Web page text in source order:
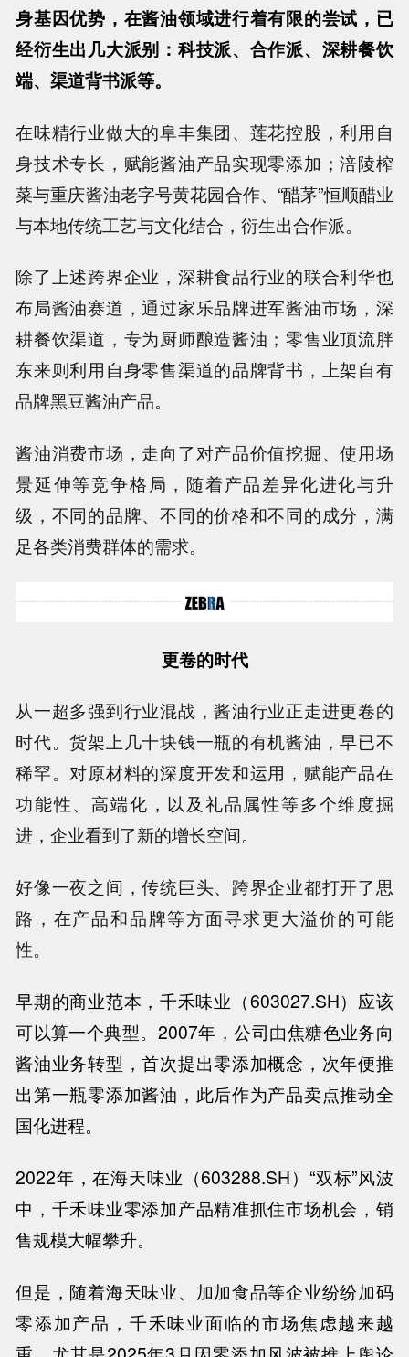
身基因优势，在酱油领域进行着有限的尝试，已
经衍生出几大派别：科技派、合作派、深耕餐饮
端、渠道背书派等。
在味精行业做大的阜丰集团、莲花控股，利用自
身技术专长，赋能酱油产品实现零添加；涪陵榨
菜与重庆酱油老字号黄花园合作、“醋茅”恒顺醋业
与本地传统工艺与文化结合，衍生出合作派。
除了上述跨界企业，深耕食品行业的联合利华也
布局酱油赛道，通过家乐品牌进军酱油市场，深
耕餐饮渠道，专为厨师酿造酱油；零售业顶流胖
东来则利用自身零售渠道的品牌背书，上架自有
品牌黑豆酱油产品。
酱油消费市场，走向了对产品价值挖掘、使用场
景延伸等竞争格局，随着产品差异化进化与升
级，不同的品牌、不同的价格和不同的成分，满
足各类消费群体的需求。
更卷的时代
从一超多强到行业混战，酱油行业正走进更卷的
时代。货架上几十块钱一瓶的有机酱油，早已不
稀罕。对原材料的深度开发和运用，赋能产品在
功能性、高端化，以及礼品属性等多个维度掘
进，企业看到了新的增长空间。
好像一夜之间，传统巨头、跨界企业都打开了思
路，在产品和品牌等方面寻求更大溢价的可能
性。
早期的商业范本，千禾味业（603027.SH）应该
可以算一个典型。 2007年，公司由焦糖色业务向
酱油业务转型，首次提出零添加概念，次年便推
出第一瓶零添加酱油，此后作为产品卖点推动全
国化进程。
2022年，在海天味业（603288.SH）“双标”风波
中，千禾味业零添加产品精准抓住市场机会，销
售规模大幅攀升。
但是，随着海天味业、加加食品等企业纷纷加码
零添加产品，千禾味业面临的市场焦虑越来越